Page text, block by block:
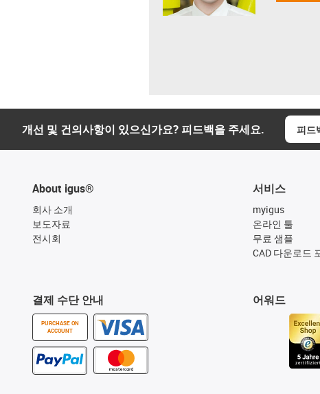
개선 및 건의사항이 있으신가요? 피드백을 주세요. 피드
About igus®
회사 소개
보도자료
전시회
결제 수단 안내
PURCHASE ON
ACCOUNT
서비스
myigus
온라인 툴
무료 샘플
CAD 다운로드
어워드